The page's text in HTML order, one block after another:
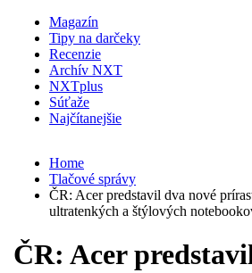
Magazín
Tipy na darčeky
Recenzie
Archív NXT
NXTplus
Súťaže
Najčítanejšie
Home
Tlačové správy
ČR: Acer predstavil dva nové
ultratenkých a štýlových
ČR: Acer